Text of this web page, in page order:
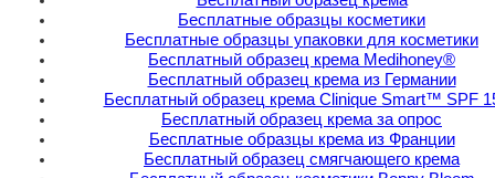
Бесплатные образцы косметики
Бесплатные образцы упаковки для косметики
Бесплатный образец крема Medihoney®
Бесплатный образец крема из Германии
Бесплатный образец крема Clinique Smart™ SPF
Бесплатный образец крема за опрос
Бесплатные образцы крема из Франции
Бесплатный образец смягчающего крема